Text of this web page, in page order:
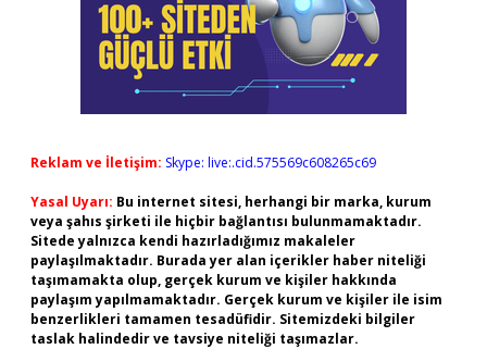
Reklam ve İletişim: Skype: live:.cid.575569c608265c69
Yasal Uyarı: Bu internet sitesi, herhangi bir marka, kurum
veya şahıs şirketi ile hiçbir bağlantısı bulunmamaktadır.
Sitede yalnızca kendi hazırladığımız makaleler
paylaşılmaktadır. Burada yer alan içerikler haber niteliği
taşımamakta olup, gerçek kurum ve kişiler hakkında
paylaşım yapılmamaktadır. Gerçek kurum ve kişiler ile isim
benzerlikleri tamamen tesadüfidir. Sitemizdeki bilgiler
taslak halindedir ve tavsiye niteliği taşımazlar.